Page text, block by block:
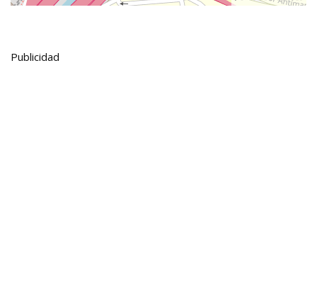
Publicidad